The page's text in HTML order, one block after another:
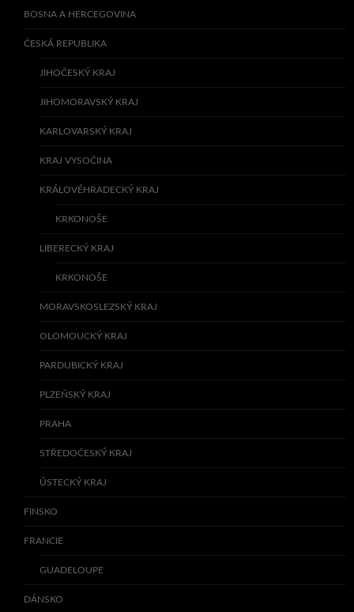
BOSNA A HERCEGOVINA
ČESKÁ REPUBLIKA
JIHOČESKÝ KRAJ
JIHOMORAVSKÝ KRAJ
KARLOVARSKÝ KRAJ
KRAJ VYSOČINA
KRÁLOVÉHRADECKÝ KRAJ
KRKONOŠE
LIBERECKÝ KRAJ
KRKONOŠE
MORAVSKOSLEZSKÝ KRAJ
OLOMOUCKÝ KRAJ
PARDUBICKÝ KRAJ
PLZEŇSKÝ KRAJ
PRAHA
STŘEDOČESKÝ KRAJ
ÚSTECKÝ KRAJ
FINSKO
FRANCIE
GUADELOUPE
DÁNSKO